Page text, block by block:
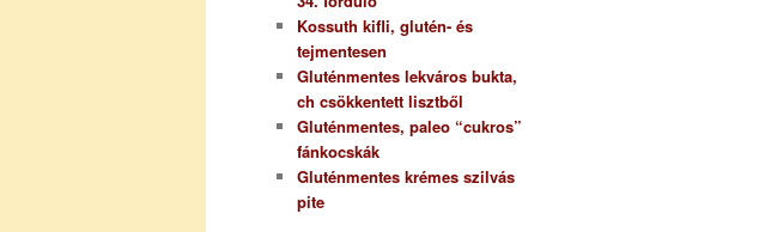
Kossuth kifli, glutén- és
tejmentesen
Gluténmentes lekváros bukta,
ch csökkentett lisztből
Gluténmentes, paleo “cukros”
fánkocskák
Gluténmentes krémes szilvás
pite